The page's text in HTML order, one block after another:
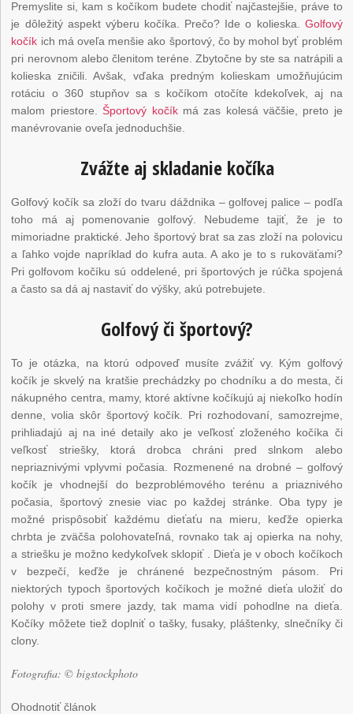
Premyslite si, kam s kočíkom budete chodiť najčastejšie, práve to
je dôležitý aspekt výberu kočíka. Prečo? Ide o kolieska. Golfový
kočík ich má oveľa menšie ako športový, čo by mohol byť problém
pri nerovnom alebo členitom teréne. Zbytočne by ste sa natrápili a
kolieska zničili. Avšak, vďaka predným kolieskam umožňujúcim
rotáciu o 360 stupňov sa s kočíkom otočíte kdekoľvek, aj na
malom priestore.Športový kočíkmá zas kolesá väčšie, preto je
manévrovanie oveľa jednoduchšie.
Zvážte aj skladanie kočíka
Golfový kočík sa zloží do tvaru dáždnika – golfovej palice – podľa
toho má aj pomenovanie golfový. Nebudeme tajiť, že je to
mimoriadne praktické. Jeho športový brat sa zas zloží na polovicu
a ľahko vojde napríklad do kufra auta. A ako je to s rukoväťami?
Pri golfovom kočíku sú oddelené, pri športových je rúčka spojená
a často sa dá aj nastaviť do výšky, akú potrebujete.
Golfový či športový?
To je otázka, na ktorú odpoveď musíte zvážiť vy. Kým golfový
kočík je skvelý na kratšie prechádzky po chodníku a do mesta, či
nákupného centra, mamy, ktoré aktívne kočíkujú aj niekoľko hodín
denne, volia skôr športový kočík. Pri rozhodovaní, samozrejme,
prihliadajú aj na iné detaily ako je veľkosť zloženého kočíka či
veľkosť striešky, ktorá drobca chráni pred slnkom alebo
nepriaznivými vplyvmi počasia. Rozmenené na drobné – golfový
kočík je vhodnejší do bezproblémového terénu a priaznivého
počasia, športový znesie viac po každej stránke. Oba typy je
možné prispôsobiť každému dieťaťu na mieru, keďže opierka
chrbta je zväčša polohovateľná, rovnako tak aj opierka na nohy,
a striešku je možno kedykoľvek sklopiť . Dieťa je v oboch kočíkoch
v bezpečí, keďže je chránené bezpečnostným pásom. Pri
niektorých typoch športových kočíkoch je možné dieťa uložiť do
polohy v proti smere jazdy, tak mama vidí pohodlne na dieťa.
Kočíky môžete tiež doplniť o tašky, fusaky, pláštenky, slnečníky či
clony.
Fotografia: © bigstockphoto
Ohodnotiť článok